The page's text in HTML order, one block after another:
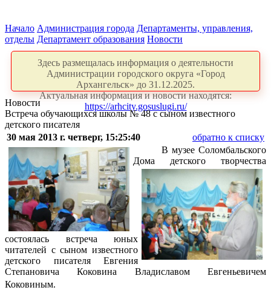
Начало Администрация города Департаменты, управления,
отделы Департамент образования Новости
Здесь размещалась информация о деятельности
Администрации городского округа «Город
Архангельск» до 31.12.2025.
Актуальная информация и новости находятся:
https://arhcity.gosuslugi.ru/
Новости
Встреча обучающихся школы № 48 с сыном известного
детского писателя
30 мая 2013 г. четверг, 15:25:40
обратно к списку
В музее Соломбальского
Дома детского творчества
состоялась встреча юных
читателей с сыном известного
детского писателя Евгения
Степановича Коковина Владиславом Евгеньевичем
Коковиным.